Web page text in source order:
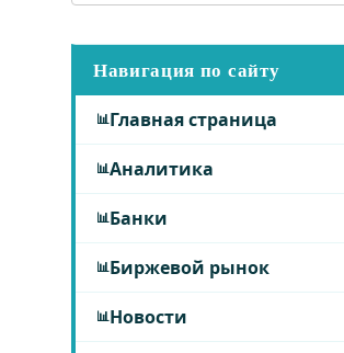
Навигация по сайту
Главная страница
Аналитика
Банки
Биржевой рынок
Новости